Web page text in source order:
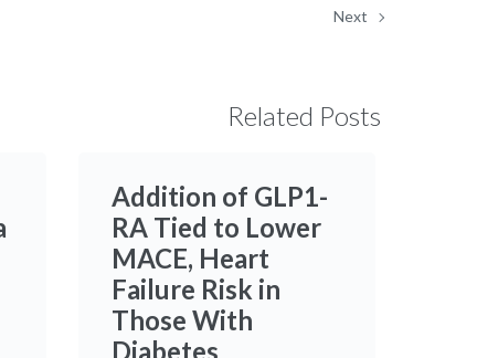
Next
Related Posts
Addition of GLP1-
RA Tied to Lower
MACE, Heart
Failure Risk in
Those With
Diabetes